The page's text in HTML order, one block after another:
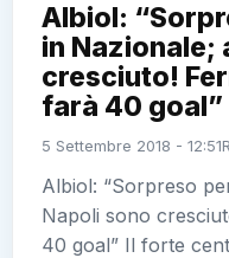
Albiol:
in Nazionale;
cresciuto!
farà 40 goal”
5 Settembre 2018 - 12:51
Albiol: “Sorpreso
Napoli sono
40 goal” Il forte